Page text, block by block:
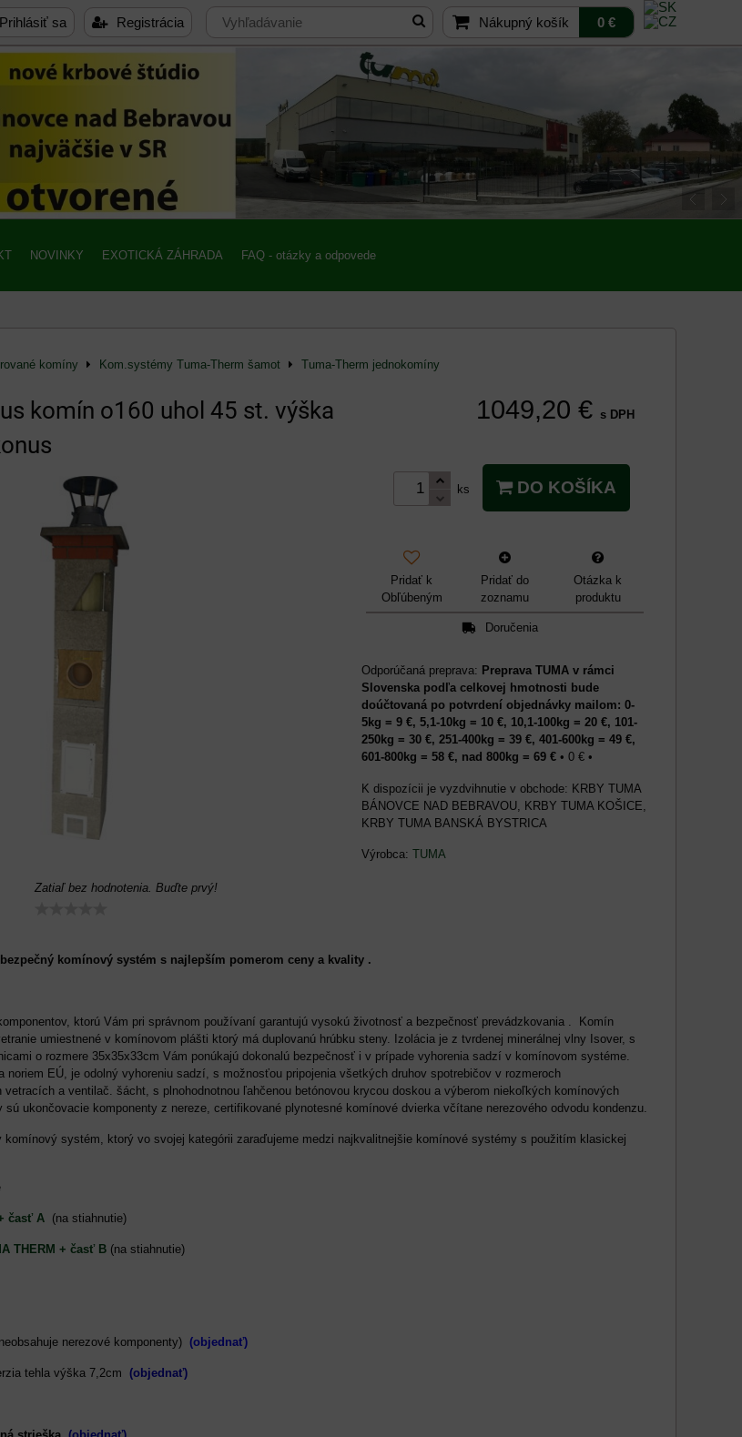
Prihlásiť sa Registrácia Nákupný košík 0 €
NOVINKY EXOTICKÁ ZÁHRADA FAQ - otázky a odpovede
komíny Kom.systémy Tuma-Therm šamot Tuma-Therm jednokomíny
komín o160 uhol 45 st. výška
Zatiaľ bez hodnotenia. Buďte prvý!
1049,20 € s DPH
ks DO KOŠÍKA
Pridať k
Obľúbeným
Pridať do
zoznamu
Otázka k
produktu
Doručenia
Preprava TUMA v rámci
Slovenska podľa celkovej hmotnosti bude
doúčtovaná po potvrdení objednávky mailom: 0-
5kg = 9 €, 5,1-10kg = 10 €, 10,1-100kg = 20 €, 101-
250kg = 30 €, 251-400kg = 39 €, 401-600kg = 49 €,
601-800kg = 58 €, nad 800kg = 69 € • 0 € •
KRBY TUMA
BÁNOVCE NAD BEBRAVOU, KRBY TUMA KOŠICE,
KRBY TUMA BANSKÁ BYSTRICA
Výrobca: TUMA
komínový systém s najlepším pomerom ceny a kvality .
ktorú Vám pri správnom používaní garantujú vysokú životnosť a bezpečnosť prevádzkovania . Komín
umiestnené v komínovom plášti ktorý má duplovanú hrúbku steny. Izolácia je z tvrdenej minerálnej vlny Isover, s
o rozmere 35x35x33cm Vám ponúkajú dokonalú bezpečnosť i v prípade vyhorenia sadzí v komínovom systéme.
noriem EÚ, je odolný vyhoreniu sadzí, s možnosťou pripojenia všetkých druhov spotrebičov v rozmeroch
vetracích a ventilač. šácht, s plnohodnotnou ľahčenou betónovou krycou doskou a výberom niekoľkých komínových
ukončovacie komponenty z nereze, certifikované plynotesné komínové dvierka včítane nerezového odvodu kondenzu.
komínový systém, ktorý vo svojej kategórii zaraďujeme medzi najkvalitnejšie komínové systémy s použitím klasickej
časť A (na stiahnutie)
THERM + časť B (na stiahnutie)
nerezové komponenty) (objednať)
tehla výška 7,2cm (objednať)